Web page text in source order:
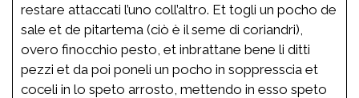
restare attaccati l’uno coll’altro. Et togli un pocho de
sale et de pitartema (ciò è il seme di coriandri),
overo finocchio pesto, et inbrattane bene li ditti
pezzi et da poi poneli un pocho in soppresscia et
coceli in lo speto arrosto, mettendo in esso speto